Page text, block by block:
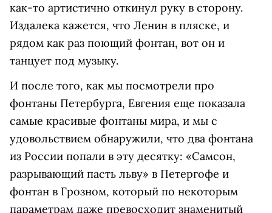
как-то артистично откинул руку в сторону.
Издалека кажется, что Ленин в пляске, и
рядом как раз поющий фонтан, вот он и
танцует под музыку.
И после того, как мы посмотрели про
фонтаны Петербурга, Евгения еще показала
самые красивые фонтаны мира, и мы с
удовольствием обнаружили, что два фонтана
из России попали в эту десятку: «Самсон,
разрывающий пасть льву» в Петергофе и
фонтан в Грозном, который по некоторым
параметрам даже превосходит знаменитый